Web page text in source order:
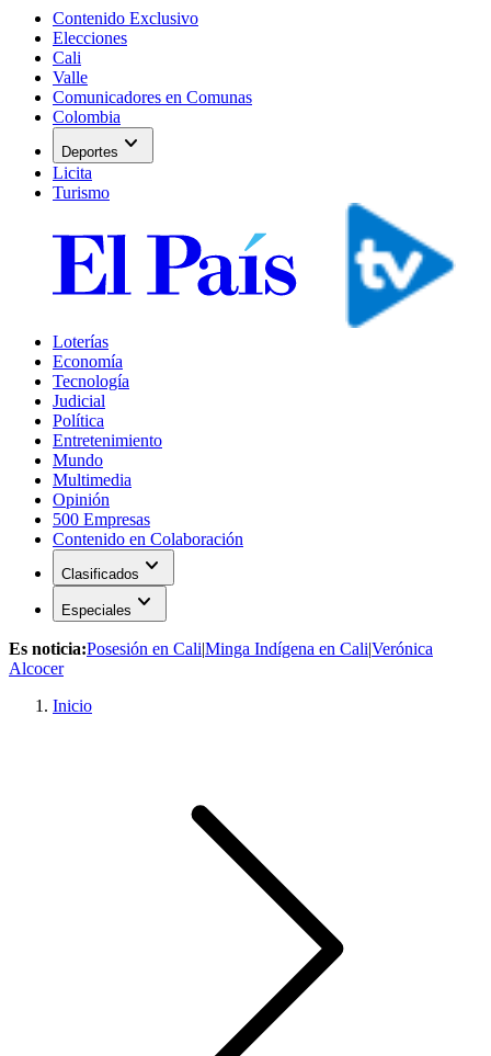
Contenido Exclusivo
Elecciones
Cali
Valle
Comunicadores en Comunas
Colombia
Deportes expand_more
Licita
Turismo
Loterías
Economía
Tecnología
Judicial
Política
Entretenimiento
Mundo
Multimedia
Opinión
500 Empresas
Contenido en Colaboración
Clasificados expand_more
Especiales expand_more
Es noticia:Posesión en Cali|Minga Indígena en Cali|Verónica
Alcocer
Inicio